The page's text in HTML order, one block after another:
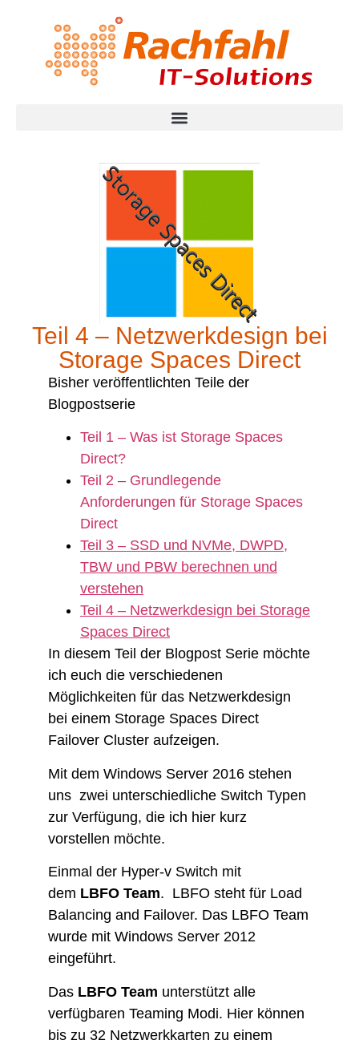
Teil 4 – Netzwerkdesign bei
Storage Spaces Direct
Bisher veröffentlichten Teile der
Blogpostserie
Teil 1 – Was ist Storage Spaces
Direct?
Teil 2 – Grundlegende
Anforderungen für Storage Spaces
Direct
Teil 3 – SSD und NVMe, DWPD,
TBW und PBW berechnen und
verstehen
Teil 4 – Netzw​​​​​erkdesign bei Storage
Spaces Direct
In diesem Teil der Blogpost Serie möchte
ich euch die verschiedenen
Möglichkeiten für das Netzwerkdesign
bei einem Storage Spaces Direct
Failover Cluster aufzeigen.
Mit dem Windows Server 2016 stehen
uns zwei unterschiedliche ​Switch Typen
zur Verfügung, die ich hier kurz
vorstellen möchte.
Einmal der Hyper-v Switch mit
dem LBFO Team. LBFO steht für Load
Balancing and Failover. Das LBFO Team
wurde mit Windows Server 2012
eingeführt.
Das LBFO Team unterstützt alle
verfügbaren Teaming Modi. Hier können
bis zu 32 Netzwerkkarten zu einem